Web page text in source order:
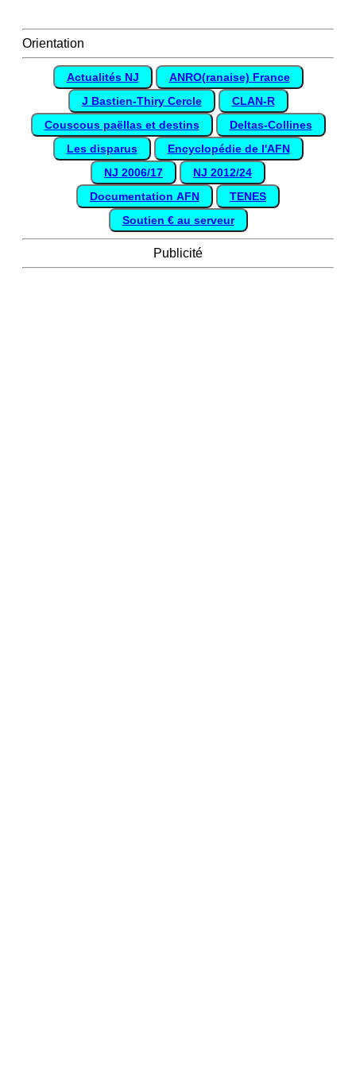
Orientation
Actualités NJ
ANRO(ranaise) France
J Bastien-Thiry Cercle
CLAN-R
Couscous paëllas et destins
Deltas-Collines
Les disparus
Encyclopédie de l'AFN
NJ 2006/17
NJ 2012/24
Documentation AFN
TENES
Soutien € au serveur
Publicité